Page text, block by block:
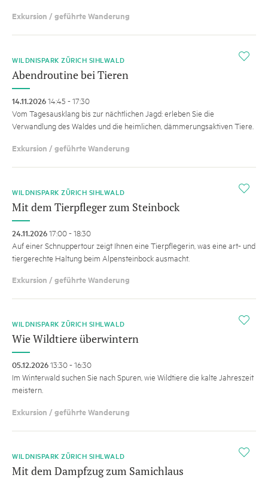
Exkursion / geführte Wanderung
i
WILDNISPARK ZÜRICH SIHLWALD
Abendroutine bei Tieren
14.11.202614:45 - 17:30
Vom Tagesausklang bis zur nächtlichen Jagd: erleben Sie die
Verwandlung des Waldes und die heimlichen, dämmerungsaktiven Tiere.
Exkursion / geführte Wanderung
i
WILDNISPARK ZÜRICH SIHLWALD
Mit dem Tierpfleger zum Steinbock
24.11.202617:00 - 18:30
Auf einer Schnuppertour zeigt Ihnen eine Tierpflegerin, was eine art- und
tiergerechte Haltung beim Alpensteinbock ausmacht.
Exkursion / geführte Wanderung
i
WILDNISPARK ZÜRICH SIHLWALD
Wie Wildtiere überwintern
05.12.202613:30 - 16:30
Im Winterwald suchen Sie nach Spuren, wie Wildtiere die kalte Jahreszeit
meistern.
Exkursion / geführte Wanderung
i
WILDNISPARK ZÜRICH SIHLWALD
Mit dem Dampfzug zum Samichlaus